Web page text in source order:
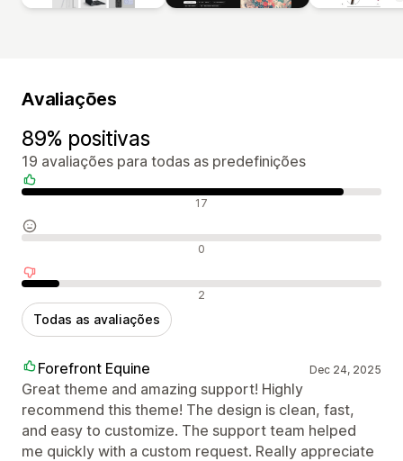
Avaliações
89% positivas
19 avaliações para todas as predefinições
Avaliações positivas 17
Avaliações neutras 0
Avaliações negativas 2
Todas as avaliações
Forefront Equine Dec 24, 2025
Great theme and amazing support! Highly
recommend this theme! The design is clean, fast,
and easy to customize. The support team helped
me quickly with a custom request. Really appreciate